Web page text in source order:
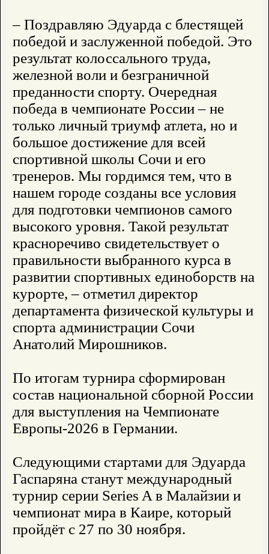
– Поздравляю Эдуарда с блестящей
победой и заслуженной победой. Это
результат колоссального труда,
железной воли и безграничной
преданности спорту. Очередная
победа в чемпионате России – не
только личный триумф атлета, но и
большое достижение для всей
спортивной школы Сочи и его
тренеров. Мы гордимся тем, что в
нашем городе созданы все условия
для подготовки чемпионов самого
высокого уровня. Такой результат
красноречиво свидетельствует о
правильности выбранного курса в
развитии спортивных единоборств на
курорте, – отметил директор
департамента физической культуры и
спорта администрации Сочи
Анатолий Мирошников.
По итогам турнира сформирован
состав национальной сборной России
для выступления на Чемпионате
Европы-2026 в Германии.
Следующими стартами для Эдуарда
Гаспаряна станут международный
турнир серии Series A в Малайзии и
чемпионат мира в Каире, который
пройдёт с 27 по 30 ноября.